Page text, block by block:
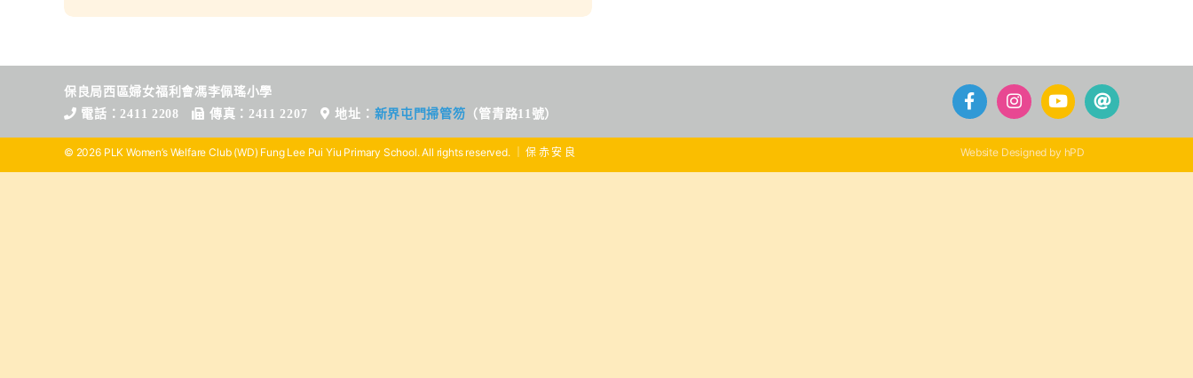
保良局西區婦女福利會馮李佩瑤小學
電話：2411 2208
傳真：2411 2207 地址： 新界屯門掃管笏 （管青路11號）
© 2026 PLK Women’s Welfare Club (WD) Fung Lee Pui Yiu Primary School. All rights reserved. ｜ 保 赤 安 良 Website Designed by hPD